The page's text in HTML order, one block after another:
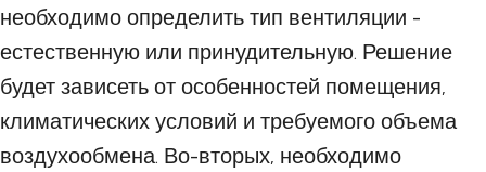
необходимо определить тип вентиляции -
естественную или принудительную. Решение
будет зависеть от особенностей помещения,
климатических условий и требуемого объема
воздухообмена. Во-вторых, необходимо